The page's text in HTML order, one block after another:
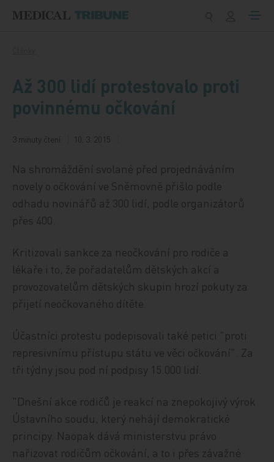
Až 300 lidí protestovalo proti
povinnému očkování
3 minuty čtení 10. 3. 2015
Na shromáždění svolané před projednáváním
novely o očkování ve Sněmovně přišlo podle
odhadu novinářů až 300 lidí, podle organizátorů
přes 400.
Kritizovali sankce za neočkování pro rodiče a
lékaře i to, že pořadatelům dětských akcí a
provozovatelům dětských skupin hrozí pokuty za
přijetí neočkovaného dítěte.
Účastníci protestu podepisovali také petici "proti
represivnímu přístupu státu ve věci očkování". Za
tři týdny jsou pod ní podpisy 15.000 lidí.
"Dnešní akce rodičů je reakcí na znepokojivý výrok
Ústavního soudu, který nehájí demokratické
principy. Naopak dává ministerstvu právo
nařizovat rodičům očkování, a to i přes závažné